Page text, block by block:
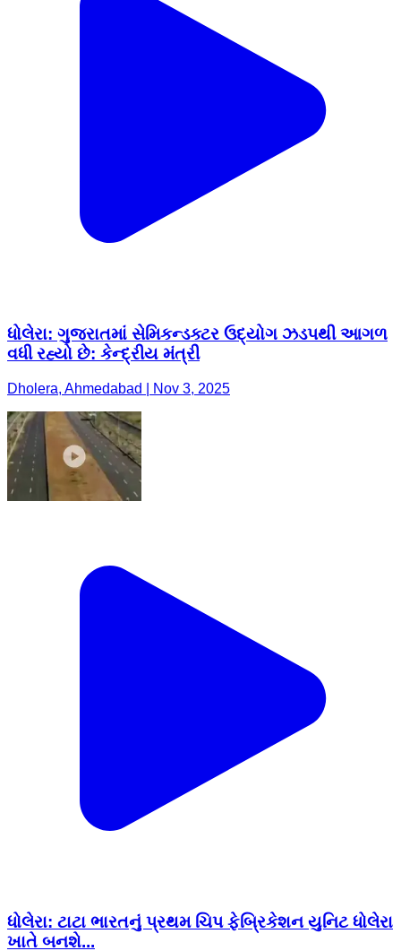
ધોલેરા: ગુજરાતમાં સેમિકન્ડક્ટર ઉદ્યોગ ઝડપથી આગળ
વધી રહ્યો છે: કેન્દ્રીય મંત્રી
Dholera, Ahmedabad | Nov 3, 2025
ધોલેરા: ટાટા ભારતનું પ્રથમ ચિપ ફેબ્રિકેશન યુનિટ ધોલેરા
ખાતે બનશે...